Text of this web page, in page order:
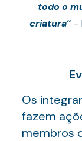
todo o
criatura“ –
Os
fazem
membros